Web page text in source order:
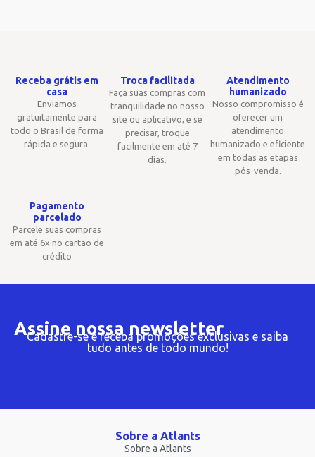
Receba grátis em
casa
Enviamos
gratuitamente para
todo o Brasil de forma
rápida e segura.
Troca facilitada
Faça suas compras com
tranquilidade no nosso
site ou aplicativo, e se
precisar, troque
facilmente em até 7
dias.
Atendimento
humanizado
Nosso compromisso é
oferecer um
atendimento
humanizado e eficiente
em todas as etapas
pós-venda.
Pagamento
parcelado
Parcele suas compras
em até 6x no cartão de
crédito
Assine nossa newsletter
Cadastre-se e receba promoções exclusivas e saiba
tudo antes de todo mundo!
Sobre a Atlants
Sobre a Atlants